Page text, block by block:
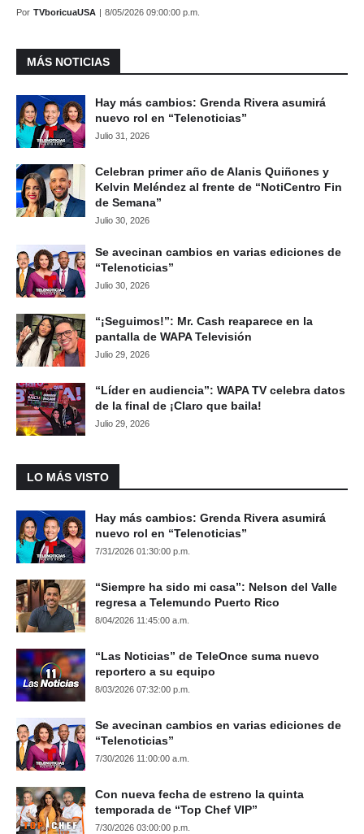
Por TVboricuaUSA 8/05/2026 09:00:00 p.m.
MÁS NOTICIAS
Hay más cambios: Grenda Rivera asumirá
nuevo rol en “Telenoticias”
Julio 31, 2026
Celebran primer año de Alanis Quiñones y
Kelvin Meléndez al frente de “NotiCentro Fin
de Semana”
Julio 30, 2026
Se avecinan cambios en varias ediciones de
“Telenoticias”
Julio 30, 2026
“¡Seguimos!”: Mr. Cash reaparece en la
pantalla de WAPA Televisión
Julio 29, 2026
“Líder en audiencia”: WAPA TV celebra datos
de la final de ¡Claro que baila!
Julio 29, 2026
LO MÁS VISTO
Hay más cambios: Grenda Rivera asumirá
nuevo rol en “Telenoticias”
7/31/2026 01:30:00 p.m.
“Siempre ha sido mi casa”: Nelson del Valle
regresa a Telemundo Puerto Rico
8/04/2026 11:45:00 a.m.
“Las Noticias” de TeleOnce suma nuevo
reportero a su equipo
8/03/2026 07:32:00 p.m.
Se avecinan cambios en varias ediciones de
“Telenoticias”
7/30/2026 11:00:00 a.m.
Con nueva fecha de estreno la quinta
temporada de “Top Chef VIP”
7/30/2026 03:00:00 p.m.